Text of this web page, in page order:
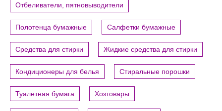
Отбеливатели, пятновыводители
Полотенца бумажные Салфетки бумажные
Средства для стирки Жидкие средства для стирки
Кондиционеры для белья Стиральные порошки
Туалетная бумага Хозтовары